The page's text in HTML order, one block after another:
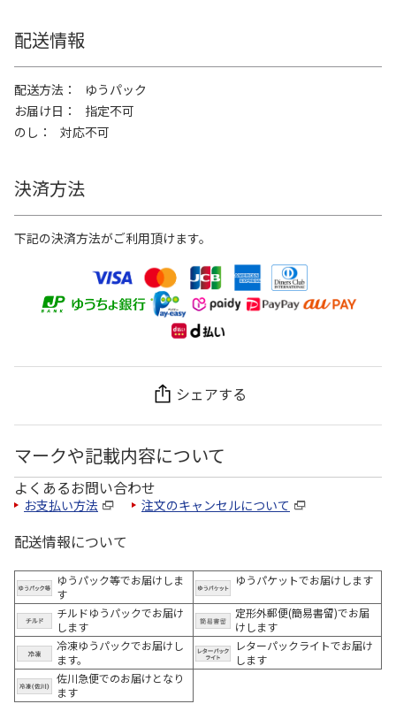
配送情報
配送方法
ゆうパック
お届け日
指定不可
のし
対応不可
決済方法
下記の決済方法がご利用頂けます。
シェアする
マークや記載内容について
よくあるお問い合わせ
お支払い方法 注文のキャンセルについて
配送情報について
ゆうパック等でお届けしま
す
ゆうパケットでお届けします
チルドゆうパックでお届け
します
定形外郵便(簡易書留)でお届
けします
冷凍ゆうパックでお届けし
ます。
レターパックライトでお届け
します
佐川急便でのお届けとなり
ます